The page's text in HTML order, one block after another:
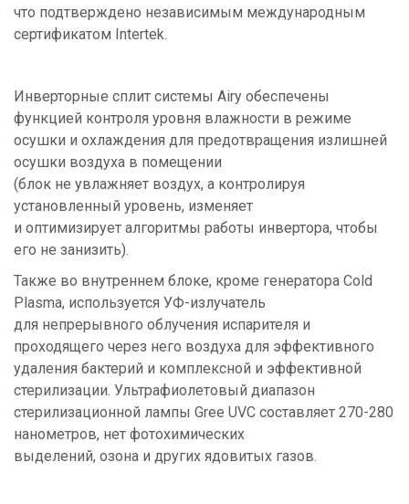
что подтверждено независимым международным
сертификатом Intertek.
Инверторные сплит системы Airy обеспечены
функцией контроля уровня влажности в режиме
осушки и охлаждения для предотвращения излишней
осушки воздуха в помещении
(блок не увлажняет воздух, а контролируя
установленный уровень, изменяет
и оптимизирует алгоритмы работы инвертора, чтобы
его не занизить).
Также во внутреннем блоке, кроме генератора Cold
Plasma, используется УФ-излучатель
для непрерывного облучения испарителя и
проходящего через него воздуха для эффективного
удаления бактерий и комплексной и эффективной
стерилизации. Ультрафиолетовый диапазон
стерилизационной лампы Gree UVC составляет 270-280
нанометров, нет фотохимических
выделений, озона и других ядовитых газов.